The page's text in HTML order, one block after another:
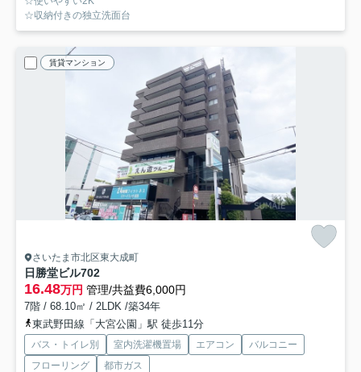
☆収納付きの独立洗面台
賃貸マンション
さいたま市北区東大成町
日勝堂ビル702
16.48万円 管理/共益費6,000円
7階 / 68.10㎡ / 2LDK /築34年
東武野田線「大宮公園」駅 徒歩11分
バス・トイレ別 室内洗濯機置場 エアコン
バルコニー
フローリング
都市ガス